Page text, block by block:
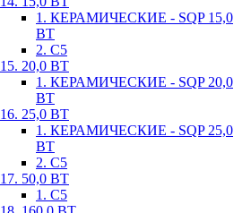
1. КЕРАМИЧЕСКИЕ - SQP 15,0
ВТ
2. С5
15. 20,0 ВТ
1. КЕРАМИЧЕСКИЕ - SQP 20,0
ВТ
16. 25,0 ВТ
1. КЕРАМИЧЕСКИЕ - SQP 25,0
ВТ
2. С5
17. 50,0 ВТ
1. С5